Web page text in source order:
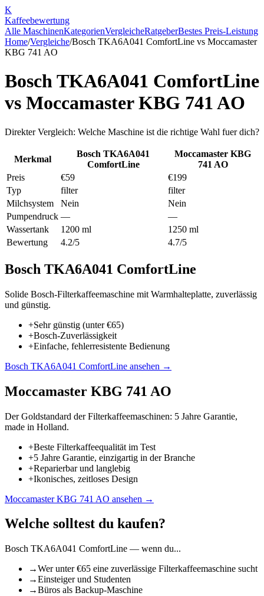
K
Kaffeebewertung
Alle MaschinenKategorienVergleicheRatgeberBestes Preis-Leistung
Home/Vergleiche/Bosch TKA6A041 ComfortLine vs Moccamaster
KBG 741 AO
Bosch TKA6A041 ComfortLine
vs Moccamaster KBG 741 AO
Direkter Vergleich: Welche Maschine ist die richtige Wahl fuer dich?
Merkmal
Bosch TKA6A041
ComfortLine
Moccamaster KBG
741 AO
Preis
€59
€199
Typ
filter
filter
Milchsystem
Nein
Nein
Pumpendruck —
—
Wassertank
1200 ml
1250 ml
Bewertung
4.2/5 4.7/5
Bosch TKA6A041 ComfortLine
Solide Bosch-Filterkaffeemaschine mit Warmhalteplatte, zuverlässig
und günstig.
+Sehr günstig (unter €65)
+Bosch-Zuverlässigkeit
+Einfache, fehlerresistente Bedienung
Bosch TKA6A041 ComfortLine ansehen →
Moccamaster KBG 741 AO
Der Goldstandard der Filterkaffeemaschinen: 5 Jahre Garantie,
made in Holland.
+Beste Filterkaffeequalität im Test
+5 Jahre Garantie, einzigartig in der Branche
+Reparierbar und langlebig
+Ikonisches, zeitloses Design
Moccamaster KBG 741 AO ansehen →
Welche solltest du kaufen?
Bosch TKA6A041 ComfortLine — wenn du...
→Wer unter €65 eine zuverlässige Filterkaffeemaschine sucht
→Einsteiger und Studenten
→Büros als Backup-Maschine